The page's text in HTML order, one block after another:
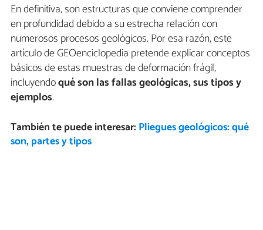
En definitiva, son estructuras que conviene comprender
en profundidad debido a su estrecha relación con
numerosos procesos geológicos. Por esa razón, este
artículo de GEOenciclopedia pretende explicar conceptos
básicos de estas muestras de deformación frágil,
incluyendoqué son las fallas geológicas, sus tipos y
ejemplos.
También te puede interesar: Pliegues geológicos: qué
son, partes y tipos